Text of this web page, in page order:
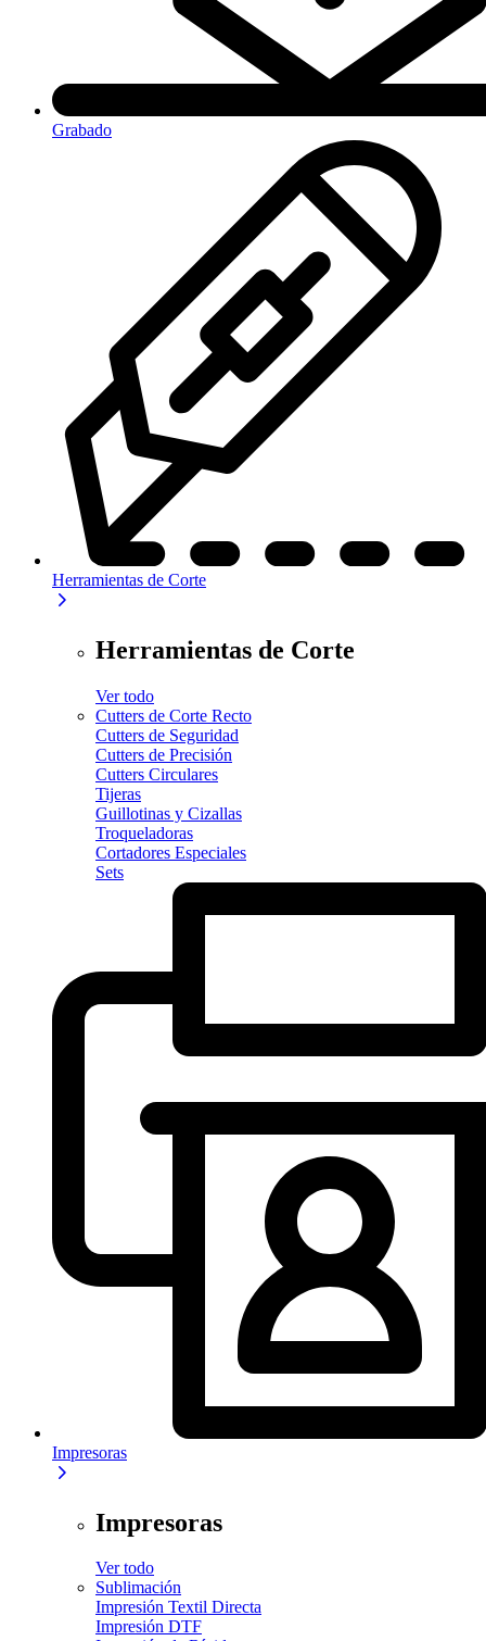
Grabado
Herramientas de Corte
Herramientas de Corte
Ver todo
Cutters de Corte Recto
Cutters de Seguridad
Cutters de Precisión
Cutters Circulares
Tijeras
Guillotinas y Cizallas
Troqueladoras
Cortadores Especiales
Sets
Impresoras
Impresoras
Ver todo
Sublimación
Impresión Textil Directa
Impresión DTF